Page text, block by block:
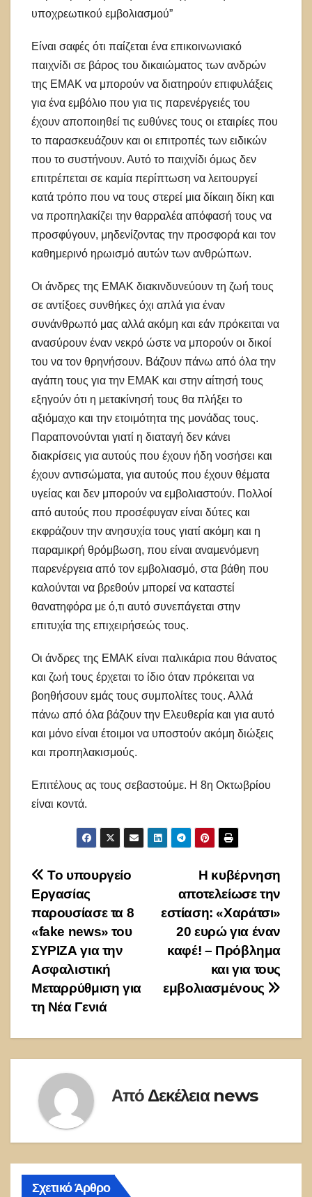
υποχρεωτικού εμβολιασμού”
Είναι σαφές ότι παίζεται ένα επικοινωνιακό
παιχνίδι σε βάρος του δικαιώματος των ανδρών
της ΕΜΑΚ να μπορούν να διατηρούν επιφυλάξεις
για ένα εμβόλιο που για τις παρενέργειές του
έχουν αποποιηθεί τις ευθύνες τους οι εταιρίες που
το παρασκευάζουν και οι επιτροπές των ειδικών
που το συστήνουν. Αυτό το παιχνίδι όμως δεν
επιτρέπεται σε καμία περίπτωση να λειτουργεί
κατά τρόπο που να τους στερεί μια δίκαιη δίκη και
να προπηλακίζει την θαρραλέα απόφασή τους να
προσφύγουν, μηδενίζοντας την προσφορά και τον
καθημερινό ηρωισμό αυτών των ανθρώπων.
Οι άνδρες της ΕΜΑΚ διακινδυνεύουν τη ζωή τους
σε αντίξοες συνθήκες όχι απλά για έναν
συνάνθρωπό μας αλλά ακόμη και εάν πρόκειται να
ανασύρουν έναν νεκρό ώστε να μπορούν οι δικοί
του να τον θρηνήσουν. Βάζουν πάνω από όλα την
αγάπη τους για την ΕΜΑΚ και στην αίτησή τους
εξηγούν ότι η μετακίνησή τους θα πλήξει το
αξιόμαχο και την ετοιμότητα της μονάδας τους.
Παραπονούνται γιατί η διαταγή δεν κάνει
διακρίσεις για αυτούς που έχουν ήδη νοσήσει και
έχουν αντισώματα, για αυτούς που έχουν θέματα
υγείας και δεν μπορούν να εμβολιαστούν. Πολλοί
από αυτούς που προσέφυγαν είναι δύτες και
εκφράζουν την ανησυχία τους γιατί ακόμη και η
παραμικρή θρόμβωση, που είναι αναμενόμενη
παρενέργεια από τον εμβολιασμό, στα βάθη που
καλούνται να βρεθούν μπορεί να καταστεί
θανατηφόρα με ό,τι αυτό συνεπάγεται στην
επιτυχία της επιχειρήσεώς τους.
Οι άνδρες της ΕΜΑΚ είναι παλικάρια που θάνατος
και ζωή τους έρχεται το ίδιο όταν πρόκειται να
βοηθήσουν εμάς τους συμπολίτες τους. Αλλά
πάνω από όλα βάζουν την Ελευθερία και για αυτό
και μόνο είναι έτοιμοι να υποστούν ακόμη διώξεις
και προπηλακισμούς.
Επιτέλους ας τους σεβαστούμε. Η 8η Οκτωβρίου
είναι κοντά.
Πλοήγηση
άρθρων
Η κυβέρνηση
αποτελείωσε την
εστίαση: «Χαράτσι»
20 ευρώ για έναν
καφέ! – Πρόβλημα
και για τους
εμβολιασμένους
Το υπουργείο
Εργασίας
παρουσίασε τα 8
«fake news» του
ΣΥΡΙΖΑ για την
Ασφαλιστική
Μεταρρύθμιση για
τη Νέα Γενιά
Από Δεκέλεια news
Σχετικό Άρθρο